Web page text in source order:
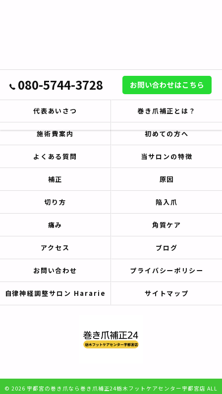
080-5744-3728 お問い合わせはこちら
代表あいさつ 巻き爪補正とは？
施術費案内 初めての方へ
よくある質問 当サロンの特徴
補正 原因
切り方 陥入爪
痛み 角質ケア
アクセス ブログ
お問い合わせ プライバシーポリシー
自律神経調整サロン Hararie サイトマップ
© 2026 宇都宮の巻き爪なら巻き爪補正24栃木フットケアセンター宇都宮店 ALL